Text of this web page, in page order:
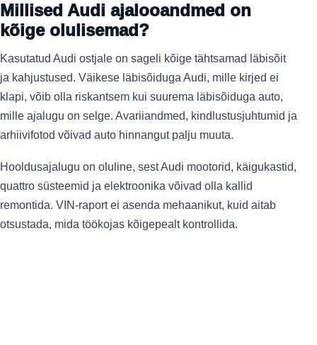
Millised Audi ajalooandmed on
kõige olulisemad?
Kasutatud Audi ostjale on sageli kõige tähtsamad läbisõit
ja kahjustused. Väikese läbisõiduga Audi, mille kirjed ei
klapi, võib olla riskantsem kui suurema läbisõiduga auto,
mille ajalugu on selge. Avariiandmed, kindlustusjuhtumid ja
arhiivifotod võivad auto hinnangut palju muuta.
Hooldusajalugu on oluline, sest Audi mootorid, käigukastid,
quattro süsteemid ja elektroonika võivad olla kallid
remontida. VIN-raport ei asenda mehaanikut, kuid aitab
otsustada, mida töökojas kõigepealt kontrollida.